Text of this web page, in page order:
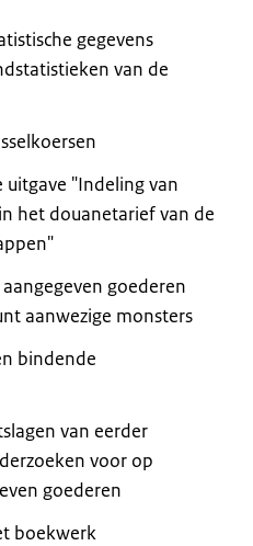
gegevens
van de
"Indeling van
het douanetarief van de
goederen
aanwezige monsters
bindende
van eerder
voor op
goederen
boekwerk